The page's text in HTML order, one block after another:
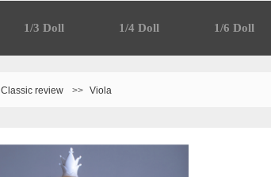
1/3 Doll 1/4 Doll 1/6 Doll
Classic review >> Viola